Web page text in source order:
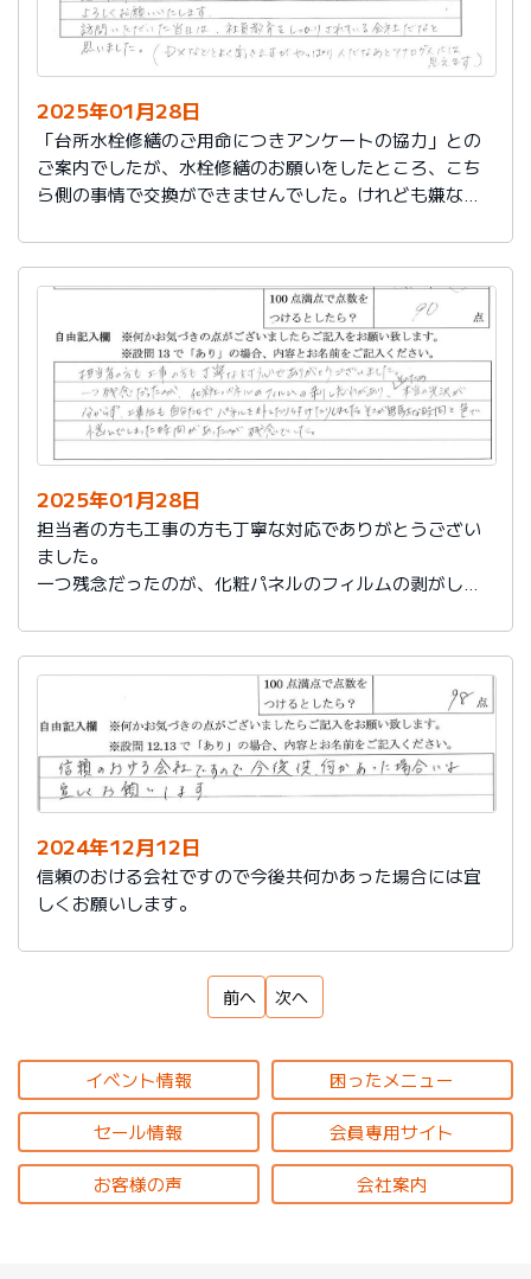
2025年01月28日
「台所水栓修繕のご用命につきアンケートの協力」との
ご案内でしたが、水栓修繕のお願いをしたところ、こち
ら側の事情で交換ができませんでした。けれども嫌な顔
本当に有難うございました。
近い将来、改めて修繕をお願いすることになると思いま
すので、どうぞよろしくお願いいたします。
訪問いただいた当日は、社員教育をしっかりされている
会社だなと思いました。（DXなどとよく聞きますが、や
っぱり人だなぁとアナログ人には思えます）
2025年01月28日
担当者の方も工事の方も丁寧な対応でありがとうござい
ました。
一つ残念だったのが、化粧パネルのフィルムの剥がし忘
分たちでパネルを外したり付けたりしました。そこが無
駄な時間と色で悩んでしまった時間があったのが残念で
2024年12月12日
信頼のおける会社ですので今後共何かあった場合には宜
しくお願いします。
前へ 次へ
イベント情報 困ったメニュー
セール情報 会員専用サイト
お客様の声 会社案内